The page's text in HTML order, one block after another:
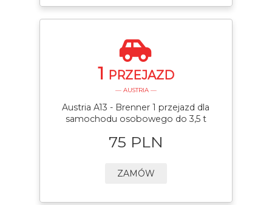
1 PRZEJAZD
— AUSTRIA —
Austria A13 - Brenner 1 przejazd dla
samochodu osobowego do 3,5 t
75 PLN
ZAMÓW